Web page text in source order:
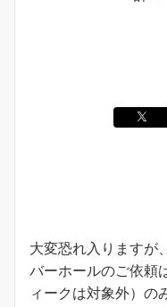
大変恐れ入りますが
バーホールのご依頼
ィークは対象外）の